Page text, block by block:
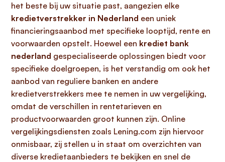
het beste bij uw situatie past, aangezien elke
kredietverstrekker in Nederland een uniek
financieringsaanbod met specifieke looptijd, rente en
voorwaarden opstelt. Hoewel een krediet bank
nederland gespecialiseerde oplossingen biedt voor
specifieke doelgroepen, is het verstandig om ook het
aanbod van reguliere banken en andere
kredietverstrekkers mee te nemen in uw vergelijking,
omdat de verschillen in rentetarieven en
productvoorwaarden groot kunnen zijn. Online
vergelijkingsdiensten zoals Lening.com zijn hiervoor
onmisbaar, zij stellen u in staat om overzichten van
diverse kredietaanbieders te bekijken en snel de